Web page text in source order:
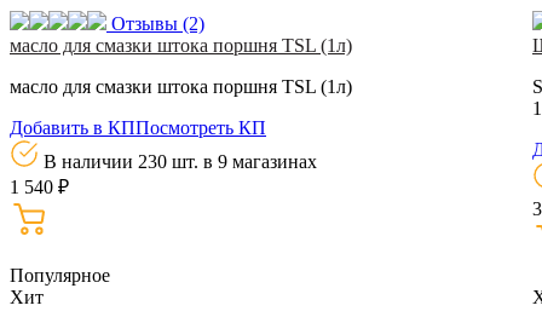
Отзывы (2)
масло для смазки штока поршня TSL (1л)
масло для смазки штока поршня TSL (1л)
Добавить в КППосмотреть КП
В наличии 230 шт. в 9 магазинах
1 540 ₽
Популярное
Хит